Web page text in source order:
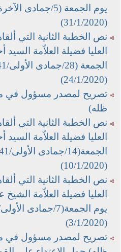
(31/1/2020)
نص الخطبة الثانية التي
العليا فضيلة العلاّمة
(24/1/2020)
تصريح لمصدر مسؤول في
ظله)
نص الخطبة الثانية التي
العليا فضيلة العلاّمة
(10/1/2020)
نص الخطبة الثانية التي
العليا فضيلة العلاّمة
(3/1/2020)
تصريح لمصدر مسؤول في